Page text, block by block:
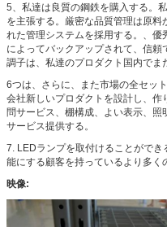
5、私達は良質の鋼鉄を購入する。
を主張する。厳密な品質管理は原
れた管理システムを採用する。、
によってバックアップされて、信
調子は、私達のプロダクト国内でま
6つは、さらに、また市場の全セッ
会社新しいプロダクトを設計し、
問サービス、棚構成、よい表示、
サービス提供する。
7. LEDランプを取付けることがで
能にする顧客を持っているより多く
映像: